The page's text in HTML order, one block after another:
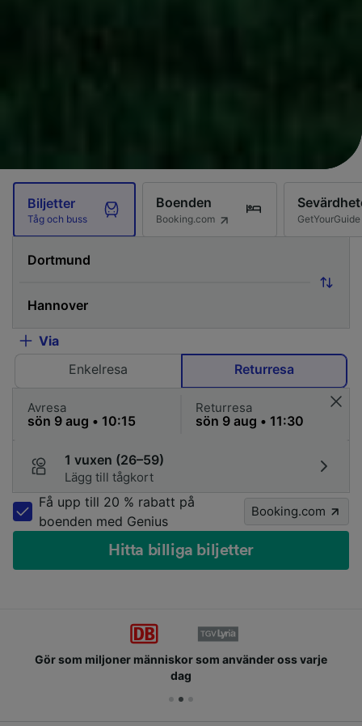
Biljetter
Tåg och buss
Boenden
Booking.com GetYourGuide
Via
Enkelresa
Returresa
Avresa Returresa
1 vuxen (26–59)
Lägg till tågkort
Få upp till 20 % rabatt på
boenden med Genius
Booking.com
Hitta billiga biljetter
Gör som miljoner människor som använder oss varje
dag